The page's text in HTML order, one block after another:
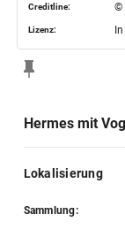
Creditline: ©
Lizenz:
Hermes mit
Lokalisierung
Sammlung: